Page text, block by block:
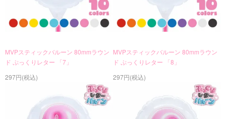
MVPスティックバルーン 80mmラウン
ド ぷっくりレター 「7」
297円(税込)
MVPスティックバルーン 80mmラウン
ド ぷっくりレター 「8」
297円(税込)